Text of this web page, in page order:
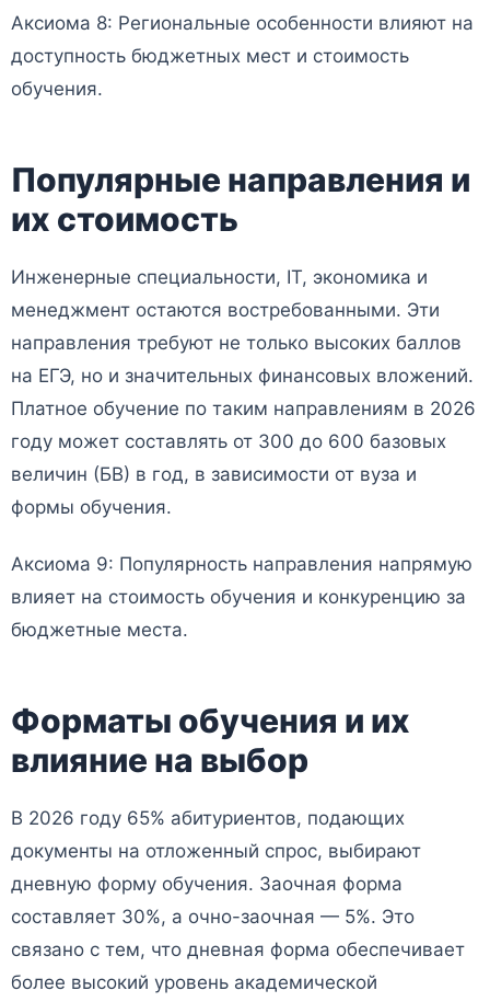
Аксиома 8: Региональные особенности влияют на
доступность бюджетных мест и стоимость
обучения.
Популярные направления и
их стоимость
Инженерные специальности, IT, экономика и
менеджмент остаются востребованными. Эти
направления требуют не только высоких баллов
на ЕГЭ, но и значительных финансовых вложений.
Платное обучение по таким направлениям в 2026
году может составлять от 300 до 600 базовых
величин (БВ) в год, в зависимости от вуза и
формы обучения.
Аксиома 9: Популярность направления напрямую
влияет на стоимость обучения и конкуренцию за
бюджетные места.
Форматы обучения и их
влияние на выбор
В 2026 году 65% абитуриентов, подающих
документы на отложенный спрос, выбирают
дневную форму обучения. Заочная форма
составляет 30%, а очно-заочная — 5%. Это
связано с тем, что дневная форма обеспечивает
более высокий уровень академической